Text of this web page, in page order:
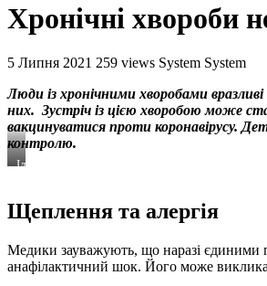
Хронічні хвороби
5 Липня 2021 259 views System System
Люди із хронічними хворобами
них. Зустріч із цією хворобою може
вакцинуватися проти коронавірусу.
контролю.
Ілюстративне
Щеплення та алергія
Медики зауважують, що наразі єдиними
анафілактичний шок. Його може